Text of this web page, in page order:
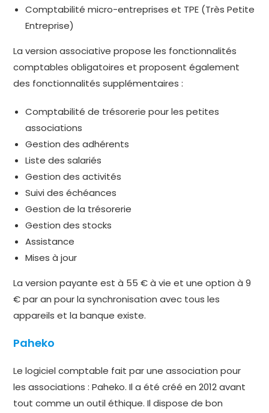
Comptabilité micro-entreprises et TPE (Très Petite
Entreprise)
La version associative propose les fonctionnalités
comptables obligatoires et proposent également
des fonctionnalités supplémentaires :
Comptabilité de trésorerie pour les petites
associations
Gestion des adhérents
Liste des salariés
Gestion des activités
Suivi des échéances
Gestion de la trésorerie
Gestion des stocks
Assistance
Mises à jour
La version payante est à 55 € à vie et une option à 9
€ par an pour la synchronisation avec tous les
appareils et la banque existe.
Paheko
Le logiciel comptable fait par une association pour
les associations : Paheko. Il a été créé en 2012 avant
tout comme un outil éthique. Il dispose de bon